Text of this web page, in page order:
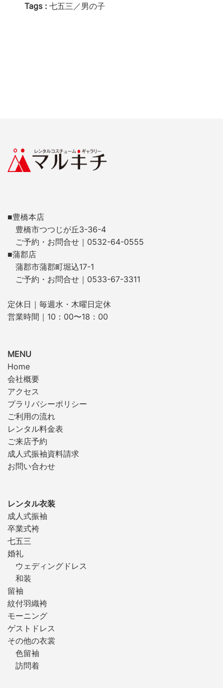
Tags : 七五三／男の子
■豊橋本店
豊橋市つつじが丘3-36-4
ご予約・お問合せ｜0532-64-0555
■蒲郡店
蒲郡市蒲郡町堀込17-1
ご予約・お問合せ｜0533-67-3311
定休日｜毎週水・木曜日定休
営業時間｜10：00〜18：00
MENU
Home
会社概要
アクセス
プラリバシーポリシー
ご利用の流れ
レンタル料金表
ご来店予約
成人式振袖資料請求
お問い合わせ
レンタル衣装
成人式振袖
卒業式袴
七五三
婚礼
ウェディングドレス
和装
留袖
紋付羽織袴
モーニング
ゲストドレス
その他の衣裳
色留袖
訪問着